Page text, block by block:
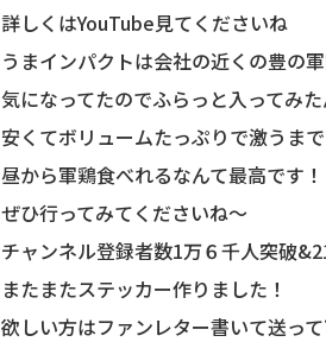
詳しくはYouTube見てくださいね
うまインパクトは会社の近くの豊の
気になってたのでふらっと入ってみた
安くてボリュームたっぷりで激うま
昼から軍鶏食べれるなんて最高です！
ぜひ行ってみてくださいね〜
チャンネル登録者数1万６千人突破
またまたステッカー作りました！
欲しい方はファンレター書いて送っ